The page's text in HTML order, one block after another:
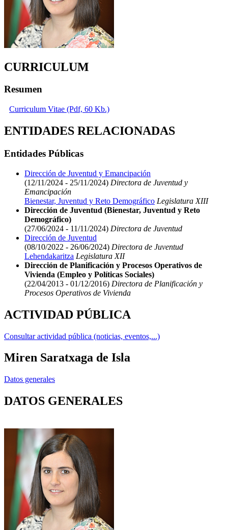
CURRICULUM
Resumen
Curriculum Vitae (Pdf, 60 Kb.)
ENTIDADES RELACIONADAS
Entidades Públicas
Dirección de Juventud y Emancipación
(12/11/2024 - 25/11/2024) Directora de Juventud y
Emancipación
Bienestar, Juventud y Reto Demográfico Legislatura XIII
Dirección de Juventud (Bienestar, Juventud y Reto
Demográfico)
(27/06/2024 - 11/11/2024) Directora de Juventud
Dirección de Juventud
(08/10/2022 - 26/06/2024) Directora de Juventud
Lehendakaritza Legislatura XII
Dirección de Planificación y Procesos Operativos de
Vivienda (Empleo y Políticas Sociales)
(22/04/2013 - 01/12/2016) Directora de Planificación y
Procesos Operativos de Vivienda
ACTIVIDAD PÚBLICA
Consultar actividad pública (noticias, eventos,...)
Miren Saratxaga de Isla
Datos generales
DATOS GENERALES